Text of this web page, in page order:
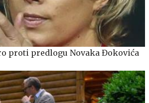
proti predlogu Novaka Đokovića